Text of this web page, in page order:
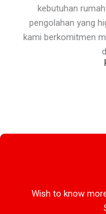
kebutuhan
pengolahan yang
kami berkomitmen
Wish to know